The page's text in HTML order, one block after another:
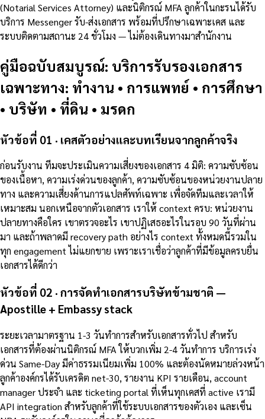
(Notarial Services Attorney) และนิติกรณ์ MFA ลูกค้าในกะรนได้รับ
บริการ Messenger รับ-ส่งเอกสาร พร้อมที่ปรึกษาเฉพาะเคส และ
ระบบติดตามสถานะ 24 ชั่วโมง — ไม่ต้องเดินทางมาสำนักงาน
คู่มือฉบับสมบูรณ์: บริการรับรองเอกสาร
เฉพาะทาง: ทำงาน • การแพทย์ • การศึกษา
• บริษัท • ที่ดิน • มรดก
หัวข้อที่ 01 · เคสตัวอย่างและบทเรียนจากลูกค้าจริง
ก่อนรับงาน ทีมจะประเมินความเสี่ยงของเอกสาร 4 มิติ: ความซับซ้อน
ของเนื้อหา, ความเร่งด่วนของลูกค้า, ความซับซ้อนของหน่วยงานปลาย
ทาง และความเสี่ยงด้านการแปลศัพท์เฉพาะ เพื่อจัดทีมและเวลาให้
เหมาะสม นอกเหนือจากตัวเอกสาร เราให้ context ครบ: หน่วยงาน
ปลายทางคือใคร เขาตรวจอะไร เขาปฏิเสธอะไรในรอบ 90 วันที่ผ่าน
มา และถ้าพลาดมี recovery path อย่างไร context ทั้งหมดนี้รวมใน
ทุก engagement ไม่แยกขาย เพราะเราเชื่อว่าลูกค้าที่มีข้อมูลครบยื่น
เอกสารได้ดีกว่า
หัวข้อที่ 02 · การจัดทำเอกสารบริษัทข้ามชาติ —
Apostille + Embassy stack
ระยะเวลามาตรฐาน 1-3 วันทำการสำหรับเอกสารทั่วไป สำหรับ
เอกสารที่ต้องผ่านนิติกรณ์ MFA ให้บวกเพิ่ม 2-4 วันทำการ บริการเร่ง
ด่วน Same-Day มีค่าธรรมเนียมเพิ่ม 100% และต้องนัดหมายล่วงหน้า
ลูกค้าองค์กรได้รับเครดิต net-30, รายงาน KPI รายเดือน, account
manager ประจำ และ ticketing portal ที่เห็นทุกเคสที่ active เรามี
API integration สำหรับลูกค้าที่ใช้ระบบเอกสารของตัวเอง และเซ็น